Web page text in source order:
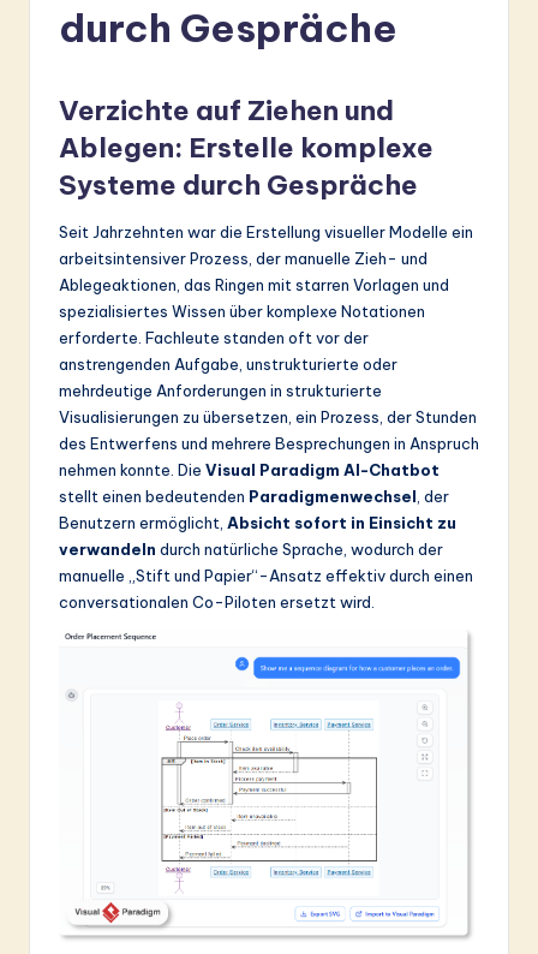
L
in
A
&
durch Gespräche
Verzichte auf Ziehen und
Ablegen: Erstelle komplexe
Systeme durch Gespräche
Seit Jahrzehnten war die Erstellung visueller Modelle ein
arbeitsintensiver Prozess, der manuelle Zieh- und
Ablegeaktionen, das Ringen mit starren Vorlagen und
spezialisiertes Wissen über komplexe Notationen
erforderte. Fachleute standen oft vor der
anstrengenden Aufgabe, unstrukturierte oder
mehrdeutige Anforderungen in strukturierte
Visualisierungen zu übersetzen, ein Prozess, der Stunden
des Entwerfens und mehrere Besprechungen in Anspruch
nehmen konnte. Die Visual Paradigm AI-Chatbot
stellt einen bedeutenden Paradigmenwechsel , der
Benutzern ermöglicht, Absicht sofort in Einsicht zu
verwandeln durch natürliche Sprache, wodurch der
manuelle „Stift und Papier“-Ansatz effektiv durch einen
conversationalen Co-Piloten ersetzt wird.